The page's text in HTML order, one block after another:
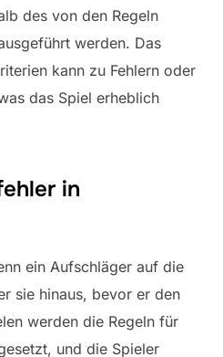
des von den Regeln
werden. Das
kann zu Fehlern oder
das Spiel erheblich
in
ein Aufschläger auf die
sie hinaus, bevor er den
werden die Regeln für
und die Spieler